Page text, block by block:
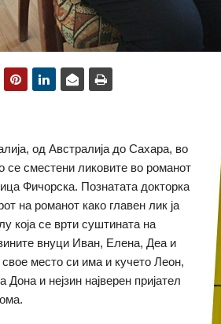
од Австралија до Сахара, во
се сместени ликовите во романот
Фичорска. Познатата докторка
на романот како главен лик ја
која се врти суштината на
внуци Иван, Елена, Деа и
место си има и кучето Леон,
и нејзин најверен пријател